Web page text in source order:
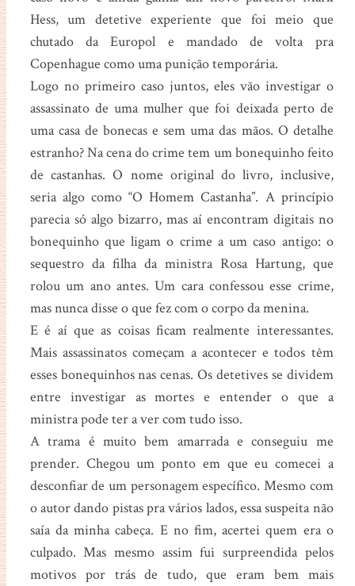
Hess, um detetive experiente que foi meio que
chutado da Europol e mandado de volta pra
Copenhague como uma punição temporária.
Logo no primeiro caso juntos, eles vão investigar o
assassinato de uma mulher que foi deixada perto de
uma casa de bonecas e sem uma das mãos. O detalhe
estranho? Na cena do crime tem um bonequinho feito
de castanhas. O nome original do livro, inclusive,
seria algo como “O Homem Castanha”. A princípio
parecia só algo bizarro, mas aí encontram digitais no
bonequinho que ligam o crime a um caso antigo: o
sequestro da filha da ministra Rosa Hartung, que
rolou um ano antes. Um cara confessou esse crime,
mas nunca disse o que fez com o corpo da menina.
E é aí que as coisas ficam realmente interessantes.
Mais assassinatos começam a acontecer e todos têm
esses bonequinhos nas cenas. Os detetives se dividem
entre investigar as mortes e entender o que a
ministra pode ter a ver com tudo isso.
A trama é muito bem amarrada e conseguiu me
prender. Chegou um ponto em que eu comecei a
desconfiar de um personagem específico. Mesmo com
o autor dando pistas pra vários lados, essa suspeita não
saía da minha cabeça. E no fim, acertei quem era o
culpado. Mas mesmo assim fui surpreendida pelos
motivos por trás de tudo, que eram bem mais